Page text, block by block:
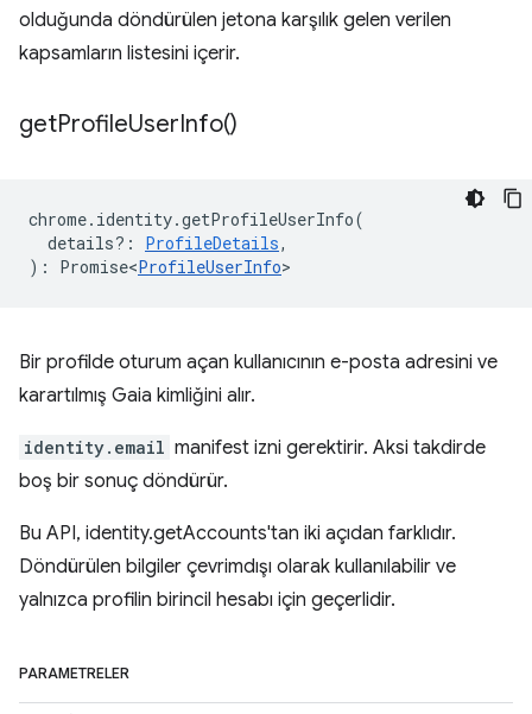
olduğunda döndürülen jetona karşılık gelen verilen
kapsamların listesini içerir.
getProfileUserInfo()
chrome. identity.getProfileUserInfo(
details? : ProfileDetails,
) : Promise<ProfileUserInfo>
Bir profilde oturum açan kullanıcının e-posta adresini ve
karartılmış Gaia kimliğini alır.
identity.email manifest izni gerektirir. Aksi takdirde
boş bir sonuç döndürür.
Bu API, identity.getAccounts'tan iki açıdan farklıdır.
Döndürülen bilgiler çevrimdışı olarak kullanılabilir ve
yalnızca profilin birincil hesabı için geçerlidir.
PARAMETRELER